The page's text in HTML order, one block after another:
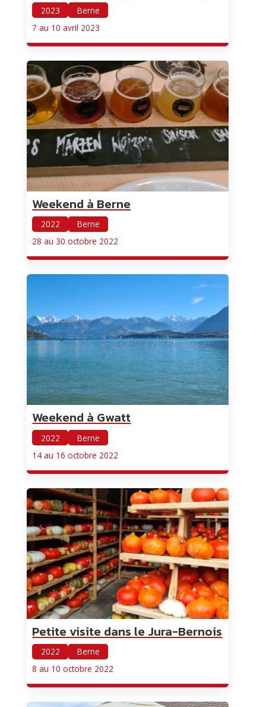
2023
Berne
7 au 10 avril 2023
Weekend à Berne
2022
Berne
28 au 30 octobre 2022
Weekend à Gwatt
2022
Berne
14 au 16 octobre 2022
Petite visite dans le Jura-Bernois
2022
Berne
8 au 10 octobre 2022